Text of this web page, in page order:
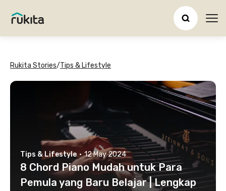
Rukita Stories/Tips & Lifestyle
Tips & Lifestyle · 12 May 2024
8 Chord Piano Mudah untuk Para
Pemula yang Baru Belajar | Lengkap